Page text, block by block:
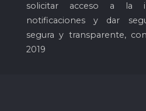
solicitar acceso a la
notificaciones y dar
segura y transparente,
2019